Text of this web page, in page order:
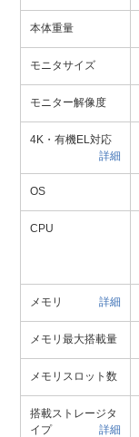
本体重量
モニタサイズ
モニター解像度
4K・有機EL対応
詳細
OS
CPU
メモリ 詳細
メモリ最大搭載量
メモリスロット数
搭載ストレージタ
イプ
詳細